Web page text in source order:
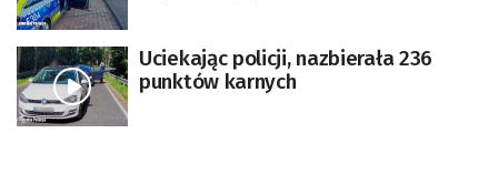
Uciekając policji, nazbierała 236
punktów karnych